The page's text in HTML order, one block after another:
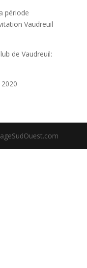
période
Vaudreuil
de Vaudreuil: